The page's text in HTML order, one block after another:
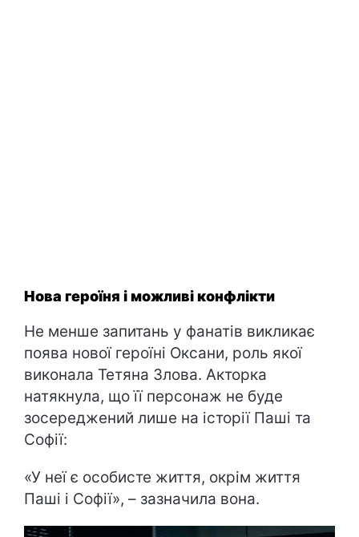
Нова героїня і можливі конфлікти
Не менше запитань у фанатів викликає
поява нової героїні Оксани, роль якої
виконала Тетяна Злова. Акторка
натякнула, що її персонаж не буде
зосереджений лише на історії Паші та
Софії:
«У неї є особисте життя, окрім життя
Паші і Софії», – зазначила вона.